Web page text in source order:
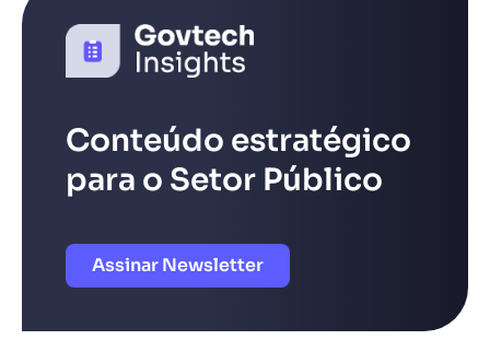
Conteúdo estratégico
para o Setor Público
Assinar Newsletter